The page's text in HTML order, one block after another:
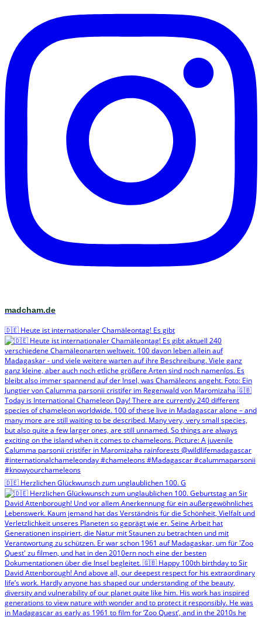
madcham.de
🇩🇪 Heute ist internationaler Chamäleontag! Es gibt
🇩🇪 Herzlichen Glückwunsch zum unglaublichen 100. G